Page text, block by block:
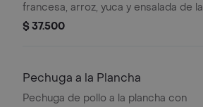
francesa, arroz, yuca y ensalada de la
casa
$ 37.500
Pechuga a la Plancha
Pechuga de pollo a la plancha con